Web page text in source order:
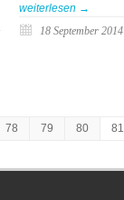
weiterlesen →
18 September 2014
78 79 80 81